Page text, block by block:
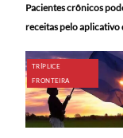
Pacientes crônicos
receitas pelo aplicativo
TRÍPLICE
FRONTEIRA